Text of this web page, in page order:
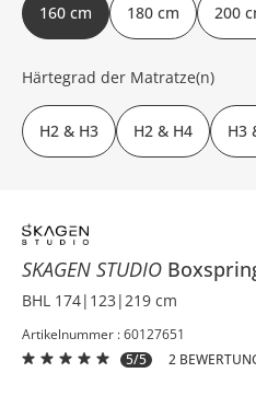
SKAGEN STUDIO
BHL 174|123|219 cm
Artikelnummer : 60127651
5/5
2
160 cm 180 cm 200
Härtegrad der Matratze(n)
H2 & H3 H2 & H4 H3